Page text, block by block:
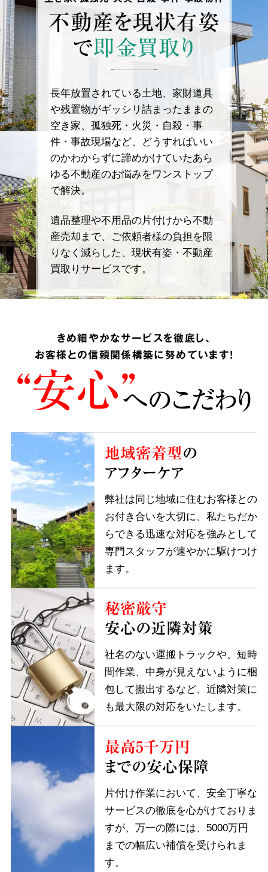
不動産を現状有姿
で即金買取り
長年放置されている土地、家財道具
や残置物がギッシリ詰まったままの
空き家、孤独死・火災・自殺・事
件・事故現場など、どうすればいい
のかわからずに諦めかけていたあら
ゆる不動産のお悩みをワンストップ
で解決。
遺品整理や不用品の片付けから不動
産売却まで、ご依頼者様の負担を限
りなく減らした、現状有姿・不動産
買取りサービスです。
きめ細やかなサービスを徹底し、
お客様との信頼関係構築に努めています!
“安心”へのこだわり
地域密着型の
アフターケア
弊社は同じ地域に住むお客様との
お付き合いを大切に、私たちだか
らできる迅速な対応を強みとして
専門スタッフが速やかに駆けつけ
ます。
秘密厳守
安心の近隣対策
社名のない運搬トラックや、短時
間作業、中身が見えないように梱
包して搬出するなど、近隣対策に
も最大限の対応をいたします。
最高5千万円
までの安心保障
片付け作業において、安全丁寧な
サービスの徹底を心がけておりま
すが、万一の際には、5000万円
までの幅広い補償を受けられま
す。